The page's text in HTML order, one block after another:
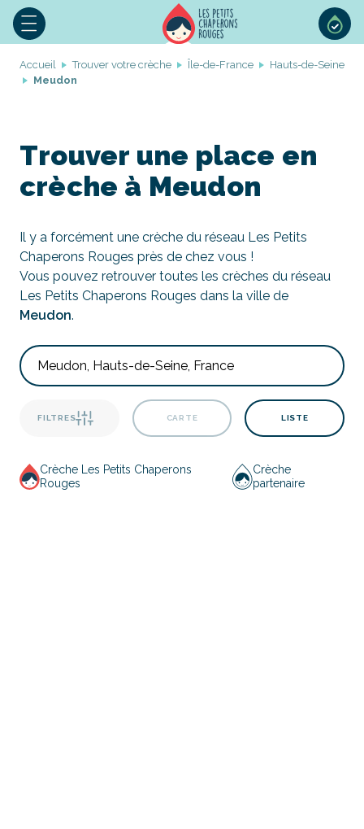
Accueil Trouver votre crèche Île-de-France
Hauts-de-Seine
Meudon
Trouver une place en
crèche à Meudon
Il y a forcément une crèche du réseau Les Petits
Chaperons Rouges près de chez vous !
Vous pouvez retrouver toutes les crèches du réseau
Les Petits Chaperons Rouges dans la ville de
Meudon.
FILTRES CARTE LISTE
Crèche Les Petits Chaperons
Rouges
Crèche
partenaire